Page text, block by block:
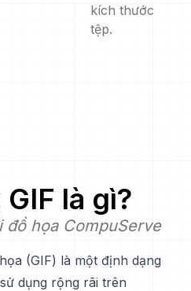
kích thước
tệp.
GIF là gì?
họa CompuServe
(GIF) là một định dạng
dụng rộng rãi trên